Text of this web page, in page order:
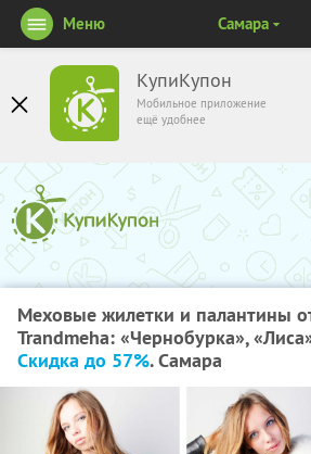
КупиКупон
Мобильное приложение
ещё удобнее
Меню Самара
Меховые жилетки и палантины
Trandmeha: «Чернобурка»,
Скидка до 57%. Самара